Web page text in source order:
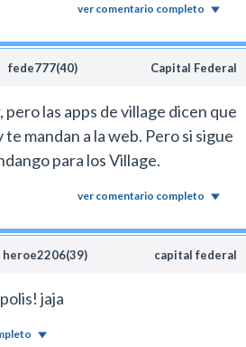
ver comentario completo
fede777(40) Capital Federal
pero las apps de village dicen que
mandan a la web. Pero si sigue
para los Village.
ver comentario completo
heroe2206(39) capital federal
jaja